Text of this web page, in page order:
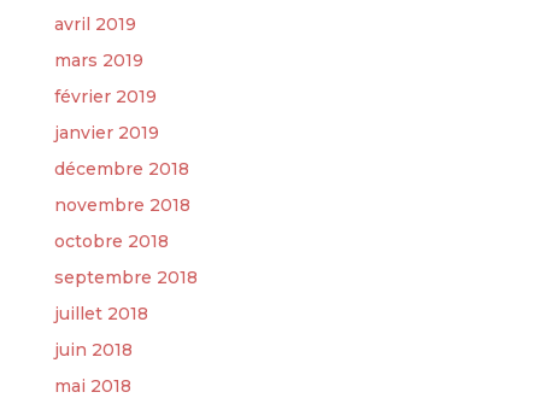
avril 2019
mars 2019
février 2019
janvier 2019
décembre 2018
novembre 2018
octobre 2018
septembre 2018
juillet 2018
juin 2018
mai 2018